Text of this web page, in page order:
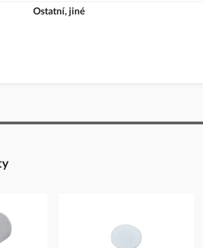
Ostatní, jiné